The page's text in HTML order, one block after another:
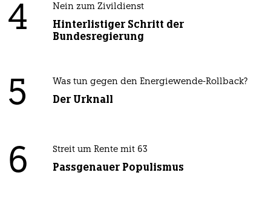
4 Nein zum Zivildienst
Hinterlistiger Schritt der
Bundesregierung
5 Was tun gegen den Energiewende-Rollback?
Der Urknall
6 Streit um Rente mit 63
Passgenauer Populismus